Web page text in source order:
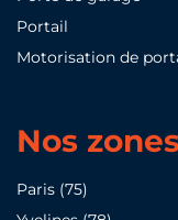
Portail
Motorisation de
Nos
Paris (75)